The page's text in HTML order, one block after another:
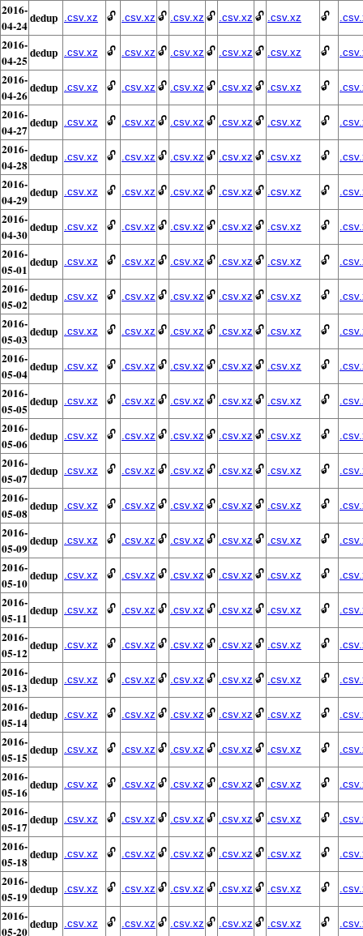
2016-
04-24dedup .csv.xz 🔓 .csv.xz 🔓 .csv.xz 🔓 .csv.xz 🔓 .csv.xz 🔓
2016-
04-25 dedup .csv.xz 🔓 .csv.xz 🔓 .csv.xz 🔓 .csv.xz 🔓 .csv.xz 🔓
2016-
04-26dedup .csv.xz 🔓 .csv.xz 🔓 .csv.xz 🔓 .csv.xz 🔓 .csv.xz 🔓
2016-
04-27dedup .csv.xz 🔓 .csv.xz 🔓 .csv.xz 🔓 .csv.xz 🔓 .csv.xz 🔓
2016-
04-28dedup .csv.xz 🔓 .csv.xz 🔓 .csv.xz 🔓 .csv.xz 🔓 .csv.xz 🔓
2016-
04-29dedup .csv.xz 🔓 .csv.xz 🔓 .csv.xz 🔓 .csv.xz 🔓 .csv.xz 🔓
2016-
04-30dedup .csv.xz 🔓 .csv.xz 🔓 .csv.xz 🔓 .csv.xz 🔓 .csv.xz 🔓
2016-
05-01 dedup .csv.xz 🔓 .csv.xz 🔓 .csv.xz 🔓 .csv.xz 🔓 .csv.xz 🔓
2016-
05-02dedup .csv.xz 🔓 .csv.xz 🔓 .csv.xz 🔓 .csv.xz 🔓 .csv.xz 🔓
2016-
05-03dedup .csv.xz 🔓 .csv.xz 🔓 .csv.xz 🔓 .csv.xz 🔓 .csv.xz 🔓
2016-
05-04dedup .csv.xz 🔓 .csv.xz 🔓 .csv.xz 🔓 .csv.xz 🔓 .csv.xz 🔓
2016-
05-05 dedup .csv.xz 🔓 .csv.xz 🔓 .csv.xz 🔓 .csv.xz 🔓 .csv.xz 🔓
2016-
05-06dedup .csv.xz 🔓 .csv.xz 🔓 .csv.xz 🔓 .csv.xz 🔓 .csv.xz 🔓
2016-
05-07dedup .csv.xz 🔓 .csv.xz 🔓 .csv.xz 🔓 .csv.xz 🔓 .csv.xz 🔓
2016-
05-08dedup .csv.xz 🔓 .csv.xz 🔓 .csv.xz 🔓 .csv.xz 🔓 .csv.xz 🔓
2016-
05-09dedup .csv.xz 🔓 .csv.xz 🔓 .csv.xz 🔓 .csv.xz 🔓 .csv.xz 🔓
2016-
05-10dedup .csv.xz 🔓 .csv.xz 🔓 .csv.xz 🔓 .csv.xz 🔓 .csv.xz 🔓
2016-
05-11 dedup .csv.xz 🔓 .csv.xz 🔓 .csv.xz 🔓 .csv.xz 🔓 .csv.xz 🔓
2016-
05-12dedup .csv.xz 🔓 .csv.xz 🔓 .csv.xz 🔓 .csv.xz 🔓 .csv.xz 🔓
2016-
05-13dedup .csv.xz 🔓 .csv.xz 🔓 .csv.xz 🔓 .csv.xz 🔓 .csv.xz 🔓
2016-
05-14dedup .csv.xz 🔓 .csv.xz 🔓 .csv.xz 🔓 .csv.xz 🔓 .csv.xz 🔓
2016-
05-15 dedup .csv.xz 🔓 .csv.xz 🔓 .csv.xz 🔓 .csv.xz 🔓 .csv.xz 🔓
2016-
05-16dedup .csv.xz 🔓 .csv.xz 🔓 .csv.xz 🔓 .csv.xz 🔓 .csv.xz 🔓
2016-
05-17dedup .csv.xz 🔓 .csv.xz 🔓 .csv.xz 🔓 .csv.xz 🔓 .csv.xz 🔓
2016-
05-18dedup .csv.xz 🔓 .csv.xz 🔓 .csv.xz 🔓 .csv.xz 🔓 .csv.xz 🔓
2016-
05-19dedup .csv.xz 🔓 .csv.xz 🔓 .csv.xz 🔓 .csv.xz 🔓 .csv.xz 🔓
2016-
05-20dedup .csv.xz 🔓 .csv.xz 🔓 .csv.xz 🔓 .csv.xz 🔓 .csv.xz 🔓